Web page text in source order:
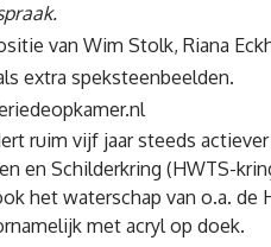
van Wim Stolk, Riana
extra speksteenbeelden.
ruim vijf jaar steeds
en Schilderkring (HWTS-
het waterschap van o.a.
met acryl op doek.